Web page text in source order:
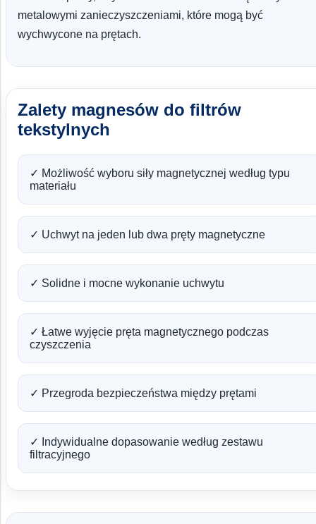
metalowymi zanieczyszczeniami, które mogą być
wychwycone na prętach.
Zalety magnesów do filtrów
tekstylnych
✓ Możliwość wyboru siły magnetycznej według typu
materiału
✓ Uchwyt na jeden lub dwa pręty magnetyczne
✓ Solidne i mocne wykonanie uchwytu
✓ Łatwe wyjęcie pręta magnetycznego podczas
czyszczenia
✓ Przegroda bezpieczeństwa między prętami
✓ Indywidualne dopasowanie według zestawu
filtracyjnego